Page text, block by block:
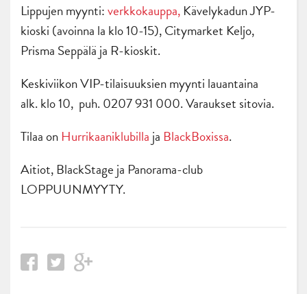
Lippujen myynti:verkkokauppa, Kävelykadun JYP-
kioski (avoinna la klo 10-15), Citymarket Keljo,
Prisma Seppälä ja R-kioskit.
Keskiviikon VIP-tilaisuuksien myynti lauantaina
alk. klo 10, puh. 0207 931 000. Varaukset sitovia.
Tilaa on Hurrikaaniklubilla ja BlackBoxissa.
Aitiot, BlackStage ja Panorama-club
LOPPUUNMYYTY.